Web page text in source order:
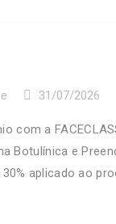
31/07/2026
com a
Botulínica e
aplicado ao